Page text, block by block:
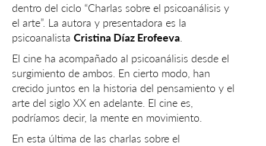
dentro del ciclo “Charlas sobre el psicoanálisis y
el arte”. La autora y presentadora es la
psicoanalista Cristina Díaz Erofeeva
El cine ha acompañado al psicoanálisis desde el
surgimiento de ambos. En cierto modo, han
crecido juntos en la historia del pensamiento y el
arte del siglo XX en adelante. El cine es,
podríamos decir, la mente en movimiento.
En esta última de las charlas sobre el